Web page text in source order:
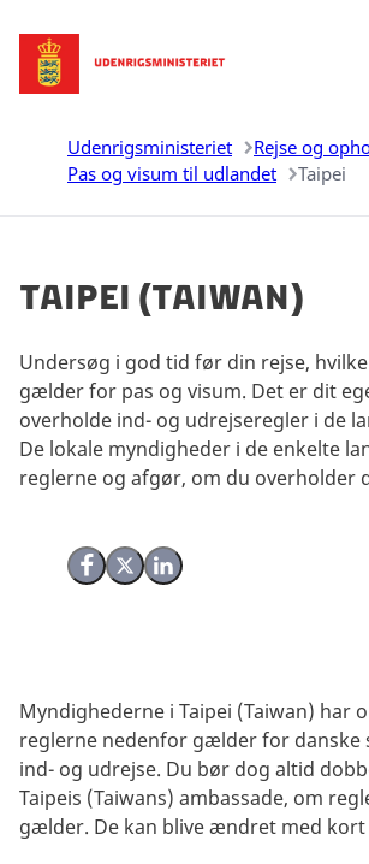
Gå til forsiden
Udenrigsministeriet Rejse og
Pas og visum til udlandet
Taipei
Taipei (Taiwan)
Del på Facebook
Del på X (Twitter)
Del på LinkedIn
Undersøg i god tid før din rejse,
gælder for pas og visum. Det er dit
overholde ind- og udrejseregler i de
De lokale myndigheder i de enkelte
reglerne og afgør, om du overholder
Myndighederne i Taipei (Taiwan) har
reglerne nedenfor gælder for danske
ind- og udrejse. Du bør dog altid
Taipeis (Taiwans) ambassade, om
gælder. De kan blive ændret med kort